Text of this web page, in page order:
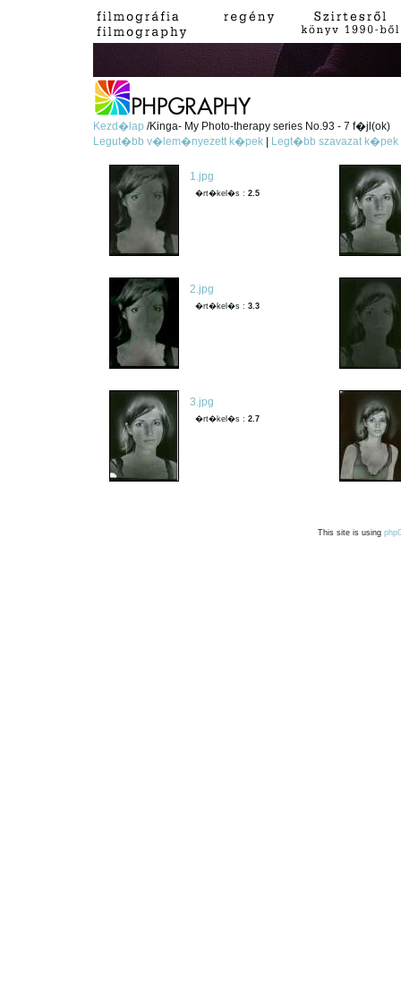
Kezd�lap/Kinga- My Photo-therapy series No.93 - 7 f�jl(ok)
Legut�bb v�lem�nyezett k�pek
Legt�bb szavazat k�pek
1.jpg
�rt�kel�s :2.5
2.jpg
�rt�kel�s :3.3
3.jpg
�rt�kel�s :2.7
This site is using